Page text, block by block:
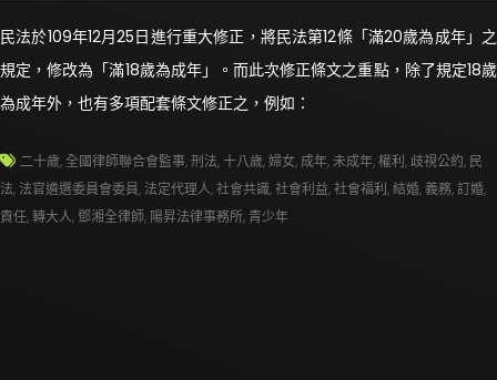
民法於109年12月25日進行重大修正，將民法第12條「滿20歲為成年」之
規定，修改為「滿18歲為成年」。而此次修正條文之重點，除了規定18歲
為成年外，也有多項配套條文修正之，例如：
二十歲,全國律師聯合會監事,刑法,十八歲,婦女, 成年,未成年,權利,歧視公約, 民
法, 法官遴選委員會委員, 法定代理人,社會共識,社會利益,社會福利,結婚,義務,訂婚,
責任,轉大人, 鄧湘全律師, 陽昇法律事務所, 青少年